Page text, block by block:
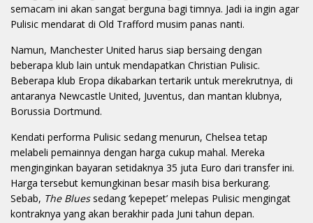
semacam ini akan sangat berguna bagi timnya. Jadi ia ingin agar
Pulisic mendarat di Old Trafford musim panas nanti.
Namun, Manchester United harus siap bersaing dengan
beberapa klub lain untuk mendapatkan Christian Pulisic.
Beberapa klub Eropa dikabarkan tertarik untuk merekrutnya, di
antaranya Newcastle United, Juventus, dan mantan klubnya,
Borussia Dortmund.
Kendati performa Pulisic sedang menurun, Chelsea tetap
melabeli pemainnya dengan harga cukup mahal. Mereka
menginginkan bayaran setidaknya 35 juta Euro dari transfer ini.
Harga tersebut kemungkinan besar masih bisa berkurang.
Sebab, The Bluessedang ‘kepepet’ melepas Pulisic mengingat
kontraknya yang akan berakhir pada Juni tahun depan.